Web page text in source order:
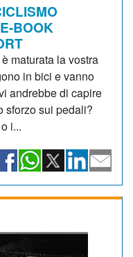
BOOK
maturata la vostra
in bici e vanno
andrebbe di capire
sforzo sui pedali?
i...